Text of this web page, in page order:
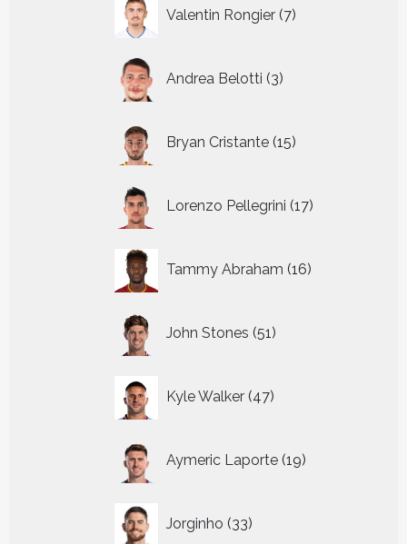
Valentin Rongier 7
producten
Andrea Belotti 3
producten
Bryan Cristante 15
producten
Lorenzo Pellegrini 17
producten
Tammy Abraham 16
producten
John Stones 51
producten
Kyle Walker 47
producten
Aymeric Laporte 19
producten
Jorginho 33
producten